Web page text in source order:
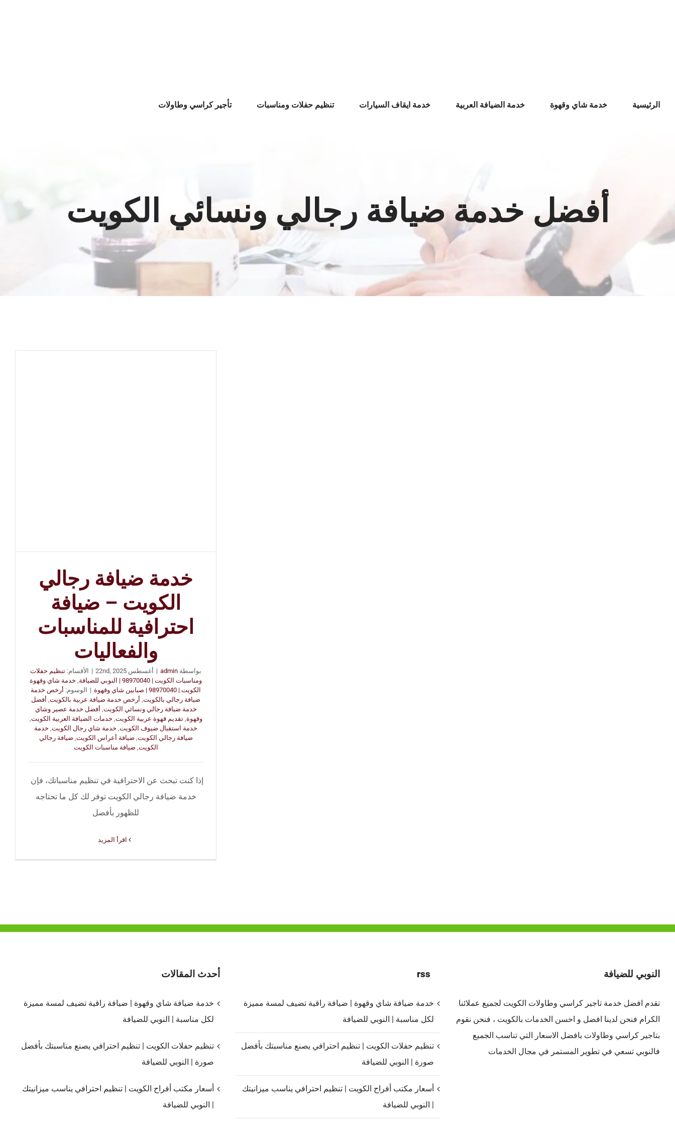
الرئيسية خدمة شاي وقهوة خدمة الضيافة العربية خدمة ايقاف السيارات تنظيم حفلات ومناسبات تأجير كراسي وطاولات
أفضل خدمة ضيافة رجالي ونسائي الكويت
خدمة ضيافة رجالي
الكويت – ضيافة
احترافية للمناسبات
والفعاليات
بواسطة admin
| أغسطس 22nd, 2025 | الأقسام: تنظيم حفلات
ومناسبات الكويت | 98970040 | النوبي للضيافة
خدمة شاي وقهوة
الكويت | 98970040 | صبابين شاي وقهوة
| الوسوم: أرخص خدمة
ضيافة رجالي بالكويت, أرخص خدمة ضيافة عربية بالكويت, أفضل
خدمة ضيافة رجالي ونسائي الكويت أفضل خدمة عصير وشاي
وقهوة ,تقديم قهوة عربية الكويت خدمات الضيافة العربية الكويت
خدمة استقبال ضيوف الكويت, خدمة شاي رجال الكويت, خدمة
ضيافة رجالي الكويت ضيافة أعراس الكويت ضيافة رجالي
الكويت ضيافة مناسبات الكويت
إذا كنت تبحث عن الاحترافية في تنظيم مناسباتك، فإن
خدمة ضيافة رجالي الكويت توفر لك كل ما تحتاجه
للظهور بأفضل
‫اقرأ المزيد
النوبي للضيافة
تقدم افضل خدمة تاجير كراسي وطاولات الكويت لجميع عملائنا
الكرام فنحن لدينا افضل و احسن الخدمات بالكويت ، فنحن نقوم
بتاجير كراسي وطاولات بافضل الاسعار التي تناسب الجميع
فالنوبي تسعي في تطوير المستمر في مجال الخدمات
rss
خدمة ضيافة شاي وقهوة | ضيافة راقية تضيف لمسة مميزة
لكل مناسبة | النوبي للضيافة
تنظيم حفلات الكويت | تنظيم احترافي يصنع مناسبتك بأفضل
صورة | النوبي للضيافة
أسعار مكتب أفراح الكويت | تنظيم احترافي يناسب ميزانيتك
| النوبي للضيافة
أحدث المقالات
خدمة ضيافة شاي وقهوة | ضيافة راقية تضيف لمسة مميزة
لكل مناسبة | النوبي للضيافة
تنظيم حفلات الكويت | تنظيم احترافي يصنع مناسبتك بأفضل
صورة | النوبي للضيافة
أسعار مكتب أفراح الكويت | تنظيم احترافي يناسب ميزانيتك
| النوبي للضيافة